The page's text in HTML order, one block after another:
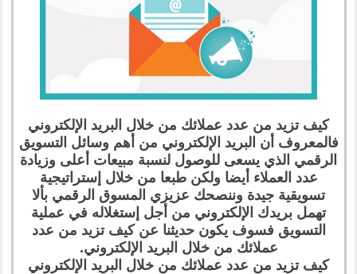
كيف تزيد من عدد عملائك من خلال البريد الإلكتروني
فالمعروف أن البريد الإلكتروني من أهم وسائل التسويق
الرقمي الذي يسعى للوصول لنسبة مبيعات أعلى وزيادة
عدد العملاء أيضا ولكن طبعا من خلال إستراتيجية
تسويقية جيدة وننصحك عزيزي المسوق الرقمي بألا
تهمل بريدك الإلكتروني من أجل إستغلاله في عملية
التسويق فسوف يكون حديثنا عن كيف تزيد من عدد
عملائك من خلال البريد الإلكتروني.
كيف تزيد من عدد عملائك من خلال البريد الإلكتروني